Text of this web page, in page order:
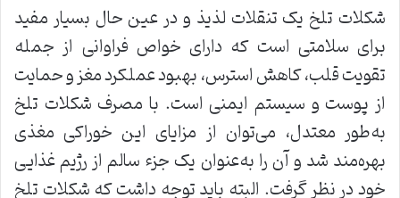
شکلات تلخ یک تنقلات لذیذ و در عین حال بسیار مفید
برای سلامتی است که دارای خواص فراوانی از جمله
تقویت قلب، کاهش استرس، بهبود عملکرد مغز و حمایت
از پوست و سیستم ایمنی است. با مصرف شکلات تلخ
به‌طور معتدل، می‌توان از مزایای این خوراکی مغذی
بهره‌مند شد و آن را به‌عنوان یک جزء سالم از رژیم غذایی
خود در نظر گرفت. البته باید توجه داشت که شکلات تلخ